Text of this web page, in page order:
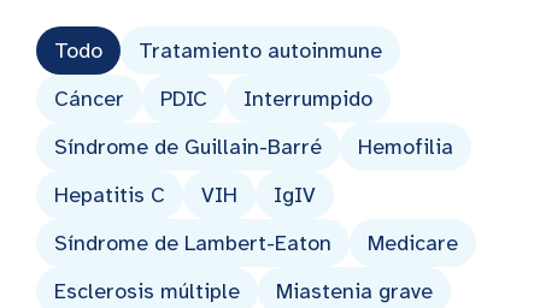
Todo
Tratamiento autoinmune
Cáncer
PDIC
Interrumpido
Síndrome de Guillain-Barré
Hemofilia
Hepatitis C
VIH
IgIV
Síndrome de Lambert-Eaton
Medicare
Esclerosis múltiple
Miastenia grave